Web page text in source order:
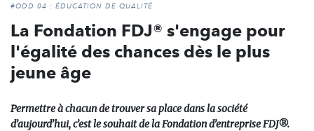
#ODD 04 : ÉDUCATION DE QUALITÉ
La Fondation FDJ® s'engage pour
l'égalité des chances dès le plus
jeune âge
Permettre à chacun de trouver sa place dans la société
d’aujourd’hui, c’est le souhait de la Fondation d’entreprise FDJ®.